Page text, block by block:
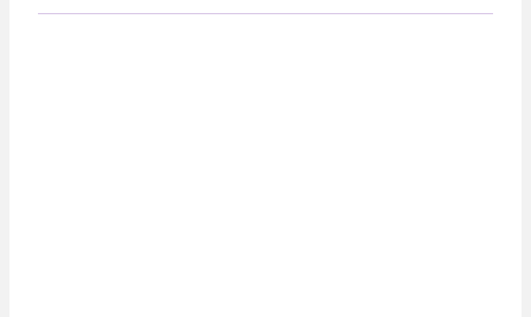
продемонстрировав, что десятилетиями